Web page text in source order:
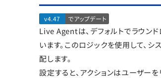
v4.47 でアップデート
Live Agentは、デフォルトでラウン
います。このロジックを使用して、
配します。
設定すると、アクションはユーザーを